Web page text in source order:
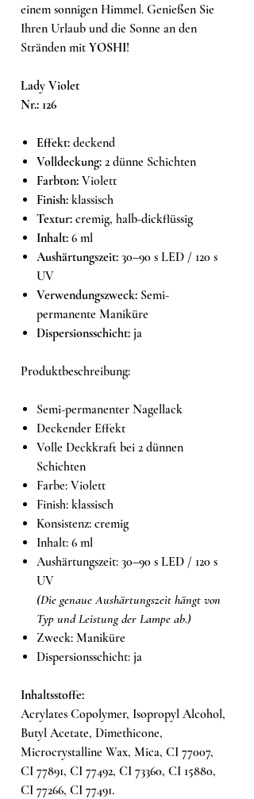
einem sonnigen Himmel. Genießen Sie
Ihren Urlaub und die Sonne an den
Stränden mit YOSHI!
Lady Violet
Nr.: 126
Effekt: deckend
Volldeckung: 2 dünne Schichten
Farbton: Violett
Finish: klassisch
Textur: cremig, halb-dickflüssig
Inhalt: 6 ml
Aushärtungszeit: 30–90 s LED / 120 s
UV
Verwendungszweck: Semi-
permanente Maniküre
Dispersionsschicht: ja
Produktbeschreibung:
Semi-permanenter Nagellack
Deckender Effekt
Volle Deckkraft bei 2 dünnen
Schichten
Farbe: Violett
Finish: klassisch
Konsistenz: cremig
Inhalt: 6 ml
Aushärtungszeit: 30–90 s LED / 120 s
UV
(Die genaue Aushärtungszeit hängt von
Typ und Leistung der Lampe ab.)
Zweck: Maniküre
Dispersionsschicht: ja
Inhaltsstoffe:
Acrylates Copolymer, Isopropyl Alcohol,
Butyl Acetate, Dimethicone,
Microcrystalline Wax, Mica, CI 77007,
CI 77891, CI 77492, CI 73360, CI 15880,
CI 77266, CI 77491.